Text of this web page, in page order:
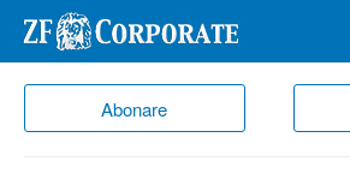
Abonare